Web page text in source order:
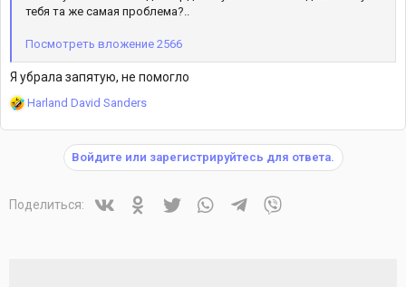
тебя та же самая проблема?..
Посмотреть вложение 2566
Я убрала запятую, не помогло
Р
а
и
Harland David Sanders
Войдите или зарегистрируйтесь для ответа.
Поделиться: VkontakteOdnoklassniki
Twitter WhatsAppTelegram